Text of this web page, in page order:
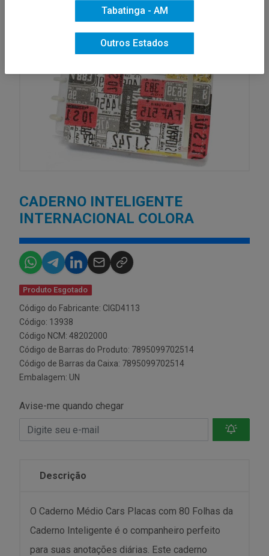
CADERNO INTELIGENTE
INTERNACIONAL COLORA
Produto Esgotado
Código do Fabricante: CIGD4113
Código: 13938
Código NCM: 48202000
Código de Barras do Produto: 7895099702514
Código de Barras da Caixa: 7895099702514
Embalagem: UN
Avise-me quando chegar
Descrição
O Caderno Médio Cars Placas com 80 Folhas da
Caderno Inteligente é o companheiro perfeito
para suas anotações diárias. Este caderno
Tabatinga - AM
Outros Estados